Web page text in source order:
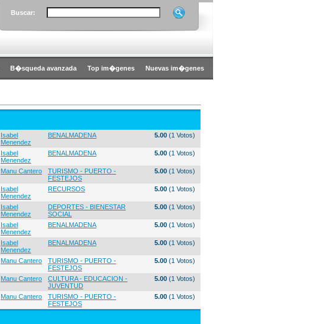
Buscar:
B�squeda avanzada Top im�genes Nuevas im�genes
Isabel
Menendez
BENALMADENA 5.00 (1 Votos)
Isabel
Menendez
BENALMADENA 5.00 (1 Votos)
Manu Cantero
TURISMO - PUERTO -
FESTEJOS
5.00 (1 Votos)
Isabel
Menendez
RECURSOS 5.00 (1 Votos)
Isabel
Menendez
DEPORTES - BIENESTAR
SOCIAL
5.00 (1 Votos)
Isabel
Menendez
BENALMADENA 5.00 (1 Votos)
Isabel
Menendez
BENALMADENA 5.00 (1 Votos)
Manu Cantero
TURISMO - PUERTO -
FESTEJOS
5.00 (1 Votos)
Manu Cantero
CULTURA - EDUCACION -
JUVENTUD
5.00 (1 Votos)
Manu Cantero
TURISMO - PUERTO -
FESTEJOS
5.00 (1 Votos)